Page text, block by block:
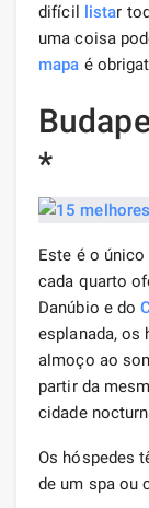
difícil listar
uma coisa
mapa é
*
Este é o
cada quarto
Danúbio e do
esplanada, os
almoço ao
partir da
cidade
Os hóspedes
de um spa ou